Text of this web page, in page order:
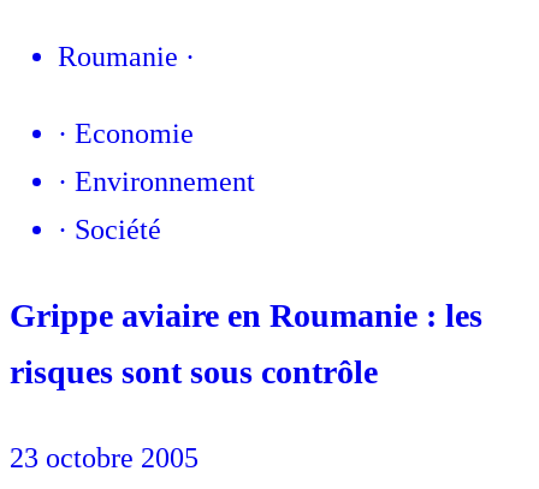
Roumanie ·
· Economie
· Environnement
· Société
Grippe aviaire en Roumanie : les
risques sont sous contrôle
23 octobre 2005